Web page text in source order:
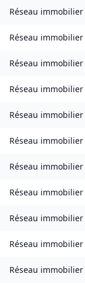
Réseau immobilier
Réseau immobilier
Réseau immobilier
Réseau immobilier
Réseau immobilier
Réseau immobilier
Réseau immobilier
Réseau immobilier
Réseau immobilier
Réseau immobilier
Réseau immobilier